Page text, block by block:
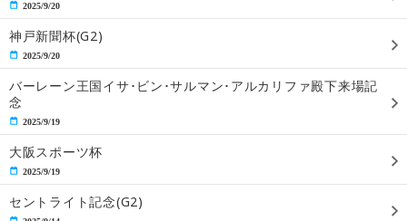
2025/9/20
神戸新聞杯(G2)
2025/9/20
バーレーン王国イサ･ビン･サルマン･アルカリファ殿下来場記
念
2025/9/19
大阪スポーツ杯
2025/9/19
セントライト記念(G2)